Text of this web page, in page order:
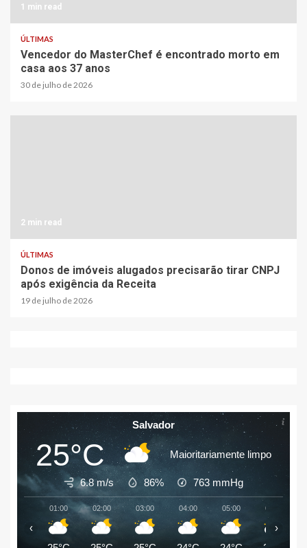
1 min read
ÚLTIMAS
Vencedor do MasterChef é encontrado morto em
casa aos 37 anos
30 de julho de 2026
2 min read
ÚLTIMAS
Donos de imóveis alugados precisarão tirar CNPJ
após exigência da Receita
19 de julho de 2026
Salvador
25°C Maioritariamente limpo
6.8 m/s 86% 763 mmHg
01:00 02:00 03:00 04:00 05:00 06:00
‹ ›